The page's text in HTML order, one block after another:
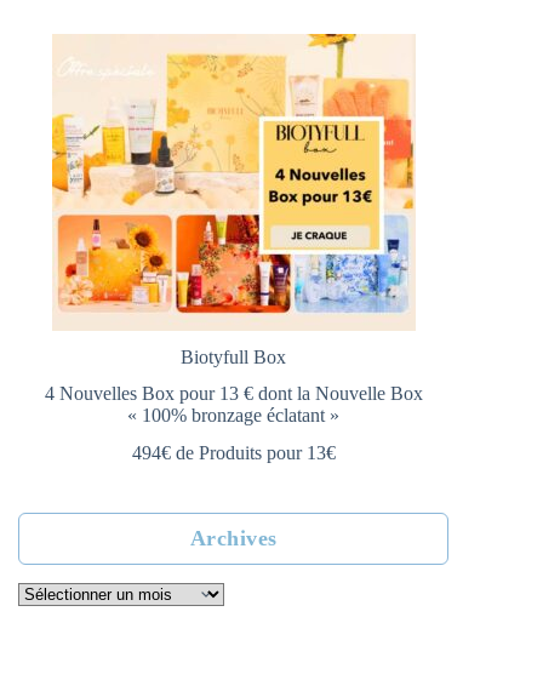
Biotyfull Box
4 Nouvelles Box pour 13 € dont la Nouvelle Box
« 100% bronzage éclatant »
494€ de Produits pour 13€
Archives
Archives